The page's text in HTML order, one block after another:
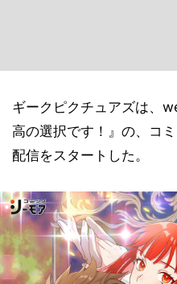
ギークピクチュアズは、
高の選択です！』の、コ
配信をスタートした。